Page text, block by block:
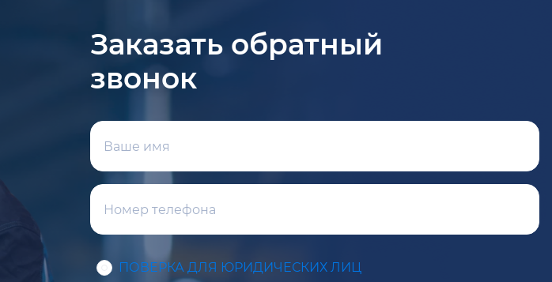
Заказать обратный
звонок
ПОВЕРКА ДЛЯ ЮРИДИЧЕСКИХ ЛИЦ